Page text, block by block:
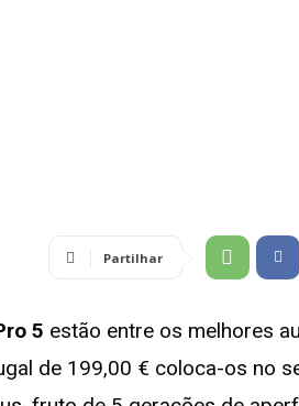
Partilhar
5 estão entre os melhores
de 199,00 € coloca-os no